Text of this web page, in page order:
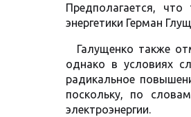
Предполагается,
энергетики Герман
Галущенко также
однако в условиях
радикальное
поскольку, по
электроэнергии.